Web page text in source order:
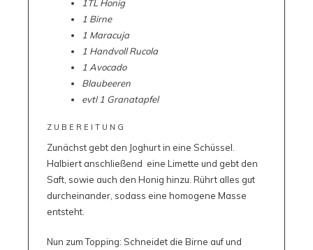
1TL Honig
1 Birne
1 Maracuja
1 Handvoll Rucola
1 Avocado
Blaubeeren
evtl 1 Granatapfel
ZUBEREITUNG
Zunächst gebt den Joghurt in eine Schüssel.
Halbiert anschließend eine Limette und gebt den
Saft, sowie auch den Honig hinzu. Rührt alles gut
durcheinander, sodass eine homogene Masse
entsteht.
Nun zum Topping: Schneidet die Birne auf und